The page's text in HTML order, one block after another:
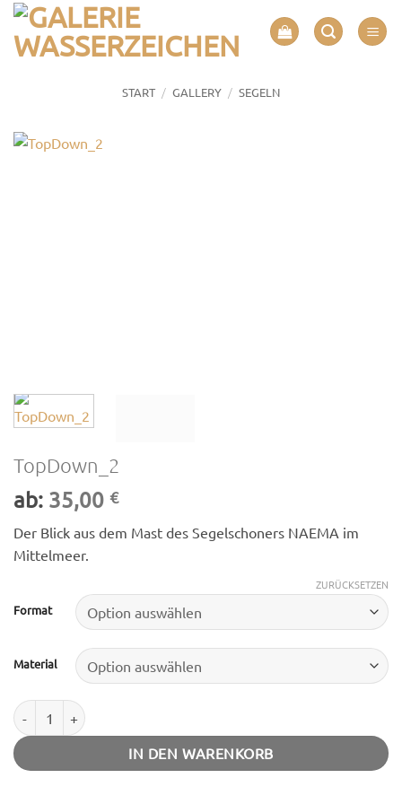
Zum
Inhalt
springen
START / GALLERY / SEGELN
TopDown_2
ab: 35,00 €
Der Blick aus dem Mast des Segelschoners NAEMA im
Mittelmeer.
Format
Material
ZURÜCKSETZEN
TopDown_2 Menge
IN DEN WARENKORB